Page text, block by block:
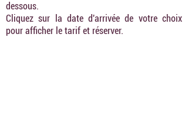
dessous.
Cliquez sur la date d'arrivée de votre choix
pour afficher le tarif et réserver.